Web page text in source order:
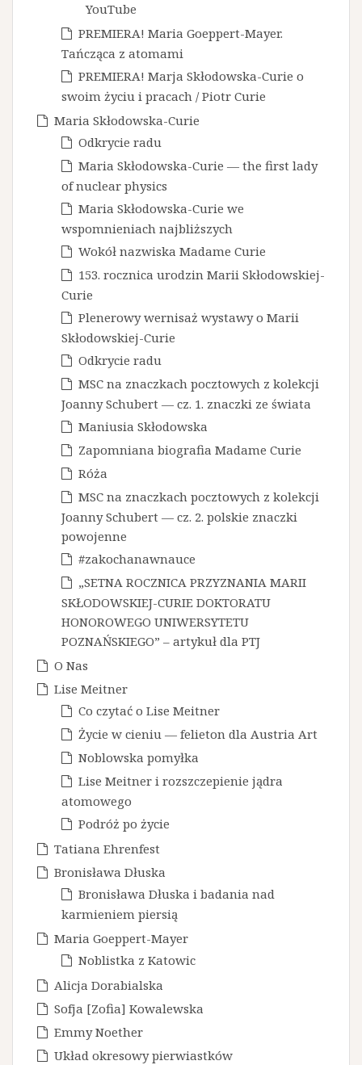
YouTube
PREMIERA! Maria Goeppert-Mayer.
Tańcząca z atomami
PREMIERA! Marja Skłodowska-Curie o
swoim życiu i pracach / Piotr Curie
Maria Skłodowska-Curie
Odkrycie radu
Maria Skłodowska-Curie — the first lady
of nuclear physics
Maria Skłodowska-Curie we
wspomnieniach najbliższych
Wokół nazwiska Madame Curie
153. rocznica urodzin Marii Skłodowskiej-
Curie
Plenerowy wernisaż wystawy o Marii
Skłodowskiej-Curie
Odkrycie radu
MSC na znaczkach pocztowych z kolekcji
Joanny Schubert — cz. 1. znaczki ze świata
Maniusia Skłodowska
Zapomniana biografia Madame Curie
Róża
MSC na znaczkach pocztowych z kolekcji
Joanny Schubert — cz. 2. polskie znaczki
powojenne
#zakochanawnauce
„SETNA ROCZNICA PRZYZNANIA MARII
SKŁODOWSKIEJ-CURIE DOKTORATU
HONOROWEGO UNIWERSYTETU
POZNAŃSKIEGO” – artykuł dla PTJ
O Nas
Lise Meitner
Co czytać o Lise Meitner
Życie w cieniu — felieton dla Austria Art
Noblowska pomyłka
Lise Meitner i rozszczepienie jądra
atomowego
Podróż po życie
Tatiana Ehrenfest
Bronisława Dłuska
Bronisława Dłuska i badania nad
karmieniem piersią
Maria Goeppert-Mayer
Noblistka z Katowic
Alicja Dorabialska
Sofja [Zofia] Kowalewska
Emmy Noether
Układ okresowy pierwiastków